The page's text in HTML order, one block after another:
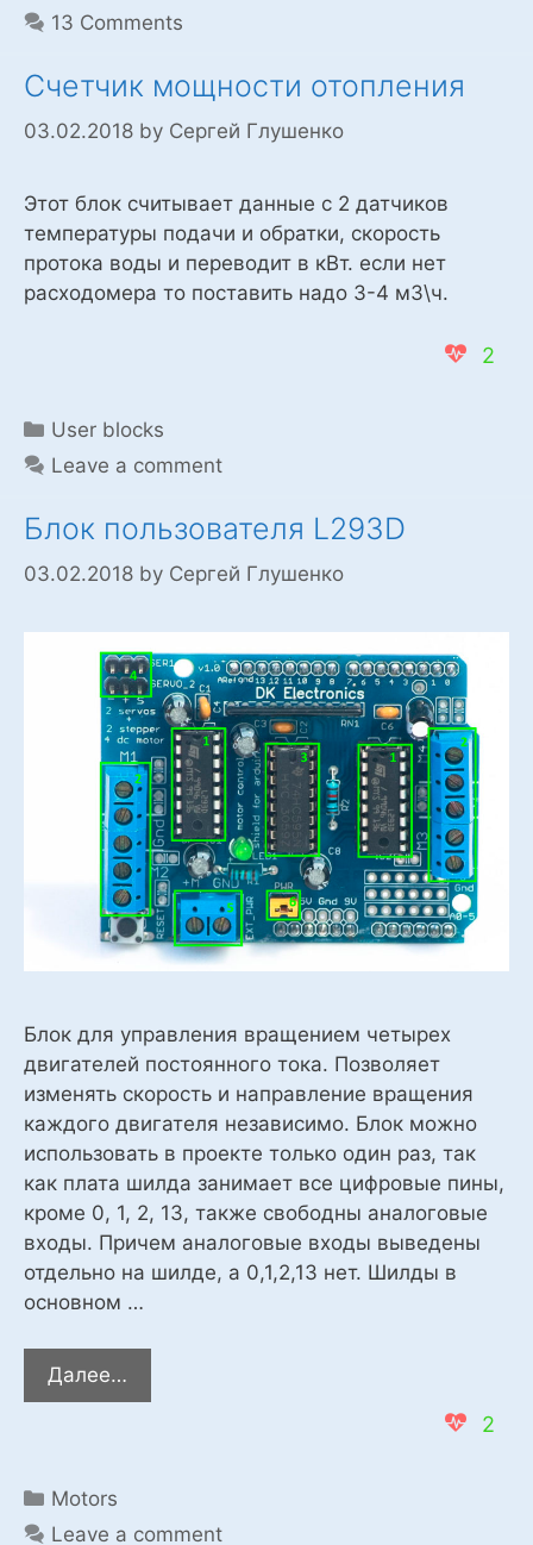
13 Comments
Счетчик мощности отопления
03.02.2018 by Сергей Глушенко
Этот блок считывает данные с 2 датчиков
температуры подачи и обратки, скорость
протока воды и переводит в кВт. если нет
расходомера то поставить надо 3-4 м3\ч.
2
Categories
User blocks
Leave a comment
Блок пользователя L293D
03.02.2018 by Сергей Глушенко
Блок для управления вращением четырех
двигателей постоянного тока. Позволяет
изменять скорость и направление вращения
каждого двигателя независимо. Блок можно
использовать в проекте только один раз, так
как плата шилда занимает все цифровые пины,
кроме 0, 1, 2, 13, также свободны аналоговые
входы. Причем аналоговые входы выведены
отдельно на шилде, а 0,1,2,13 нет. Шилды в
основном …
Далее…
пользователя
2
Categories
Motors
Leave a comment